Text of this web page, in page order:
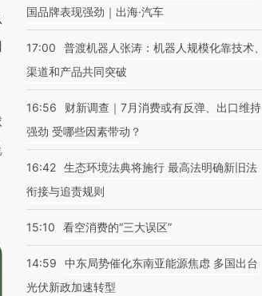
国品牌表现强劲｜出海·汽车
17:00
普渡机器人张涛：机器人规模化靠技术、
渠道和产品共同突破
16:56
财新调查｜7月消费或有反弹、出口维持
强劲 受哪些因素带动？
16:42 生态环境法典将施行 最高法明确新旧法
衔接与追责规则
15:10 看空消费的“三大误区”
14:59
中东局势催化东南亚能源焦虑 多国出台
光伏新政加速转型